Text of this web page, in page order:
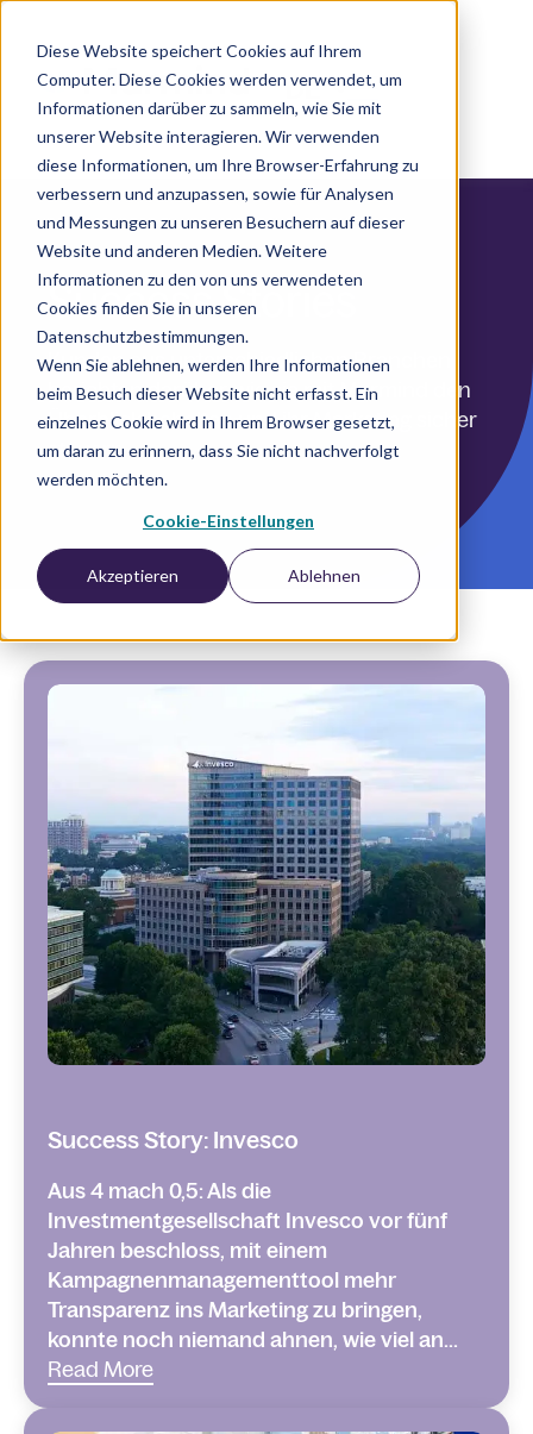
Diese Website speichert Cookies auf Ihrem
Computer. Diese Cookies werden verwendet, um
Informationen darüber zu sammeln, wie Sie mit
unserer Website interagieren. Wir verwenden
diese Informationen, um Ihre Browser-Erfahrung zu
verbessern und anzupassen, sowie für Analysen
und Messungen zu unseren Besuchern auf dieser
Website und anderen Medien. Weitere
Informationen zu den von uns verwendeten
Cookies finden Sie in unseren
Datenschutzbestimmungen.
Wenn Sie ablehnen, werden Ihre Informationen
beim Besuch dieser Website nicht erfasst. Ein
einzelnes Cookie wird in Ihrem Browser gesetzt,
um daran zu erinnern, dass Sie nicht nachverfolgt
werden möchten.
Cookie-Einstellungen
Akzeptieren Ablehnen
DE
Success Stories
Kunden aus unterschiedlichen Branchen
berichten darüber, wie sie mit Marmind den
Überblick behalten und ihr Marketing sicher
steuern.
Success Story: Invesco
Aus 4 mach 0,5: Als die
Investmentgesellschaft Invesco vor fünf
Jahren beschloss, mit einem
Kampagnenmanagementtool mehr
Transparenz ins Marketing zu bringen,
konnte noch niemand ahnen, wie viel an...
Read More